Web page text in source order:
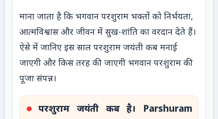
माना जाता है कि भगवान परशुराम भक्तों को निर्भयता,
आत्मविश्वास और जीवन में सुख-शांति का वरदान देते हैं।
ऐसे में जानिए इस साल परशुराम जयंती कब मनाई
जाएगी और किस तरह की जाएगी भगवान परशुराम की
पूजा संपन्न।
परशुराम जयंती कब है। Parshuram